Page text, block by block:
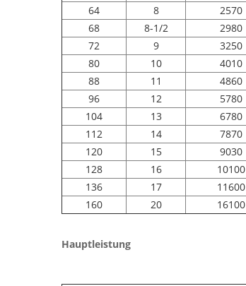
64
8 2570
68
8-1/2 2980
72
9 3250
80
10 4010
88
11 4860
96
12 5780
104
13 6780
112
14 7870
120
15 9030
128
16 10100
136
17 11600
160
20 16100
Hauptleistung